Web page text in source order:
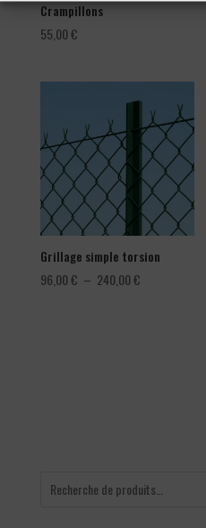
Crampillons
55,00€
Grillage simple torsion
96,00€ – 240,00€Plage